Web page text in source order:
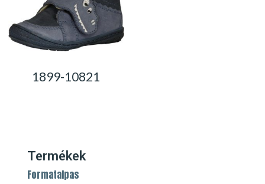
1899-10821
Termékek
Formatalpas